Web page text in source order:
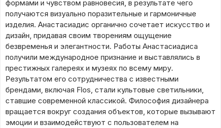
формами и чувством равновесия, в результате чего
получаются визуально поразительные и гармоничные
изделия. Анастасиадис органично сочетает искусство и
дизайн, придавая своим творениям ощущение
безвременья и элегантности. Работы Анастасиадиса
получили международное признание и выставлялись в
престижных галереях и музеях по всему миру.
Результатом его сотрудничества с известными
брендами, включая Flos, стали культовые светильники,
ставшие современной классикой. Философия дизайнера
вращается вокруг создания объектов, которые вызывают
эмоции и взаимодействуют с пользователем на